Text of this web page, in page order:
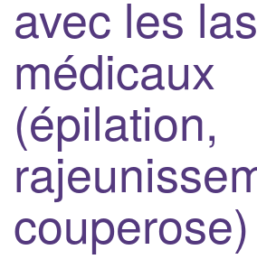
avec les
médicaux
(épilation,
couperose)